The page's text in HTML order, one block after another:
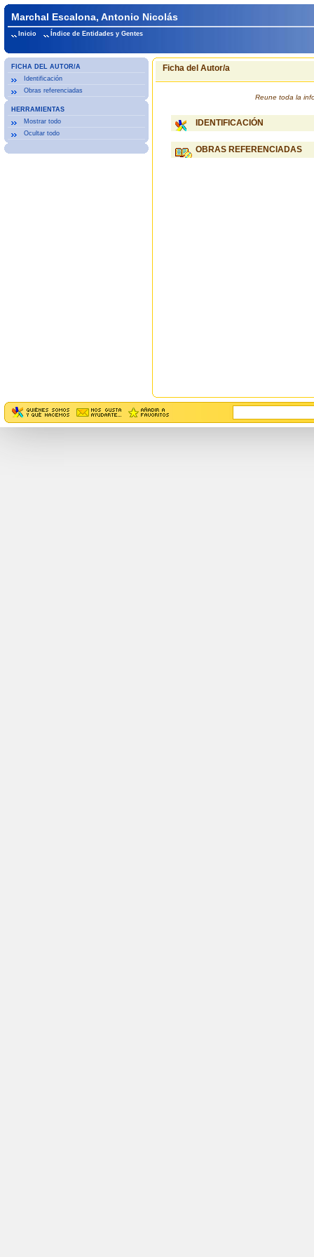
Marchal Escalona, Antonio Nicolás
Inicio Índice de Entidades y Gentes
FICHA DEL AUTOR/A
Identificación
Obras referenciadas
HERRAMIENTAS
Mostrar todo
Ocultar todo
Ficha del Autor/a
Reune toda la
IDENTIFICACIÓN
OBRAS REFERENCIADAS